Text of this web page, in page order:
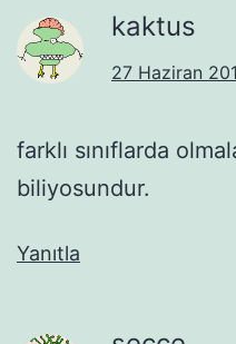
kaktus
27 Haziran
farklı sınıflarda
biliyosundur.
Yanıtla